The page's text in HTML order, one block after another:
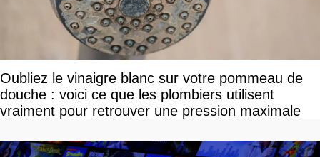
Oubliez le vinaigre blanc sur votre pommeau de
douche : voici ce que les plombiers utilisent
vraiment pour retrouver une pression maximale